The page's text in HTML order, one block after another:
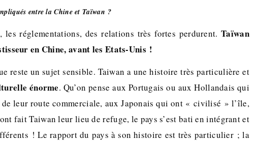
entre la Chine et Taïwan ?
les réglementations, des relations très fortes perdurent.Taïwan
en Chine, avant les Etats-Unis !
reste un sujet sensible. Taiwan a une histoire très particulière et
énorme. Qu’on pense aux Portugais ou aux Hollandais qui
leur route commerciale, aux Japonais qui ont « civilisé » l’île,
fait Taiwan leur lieu de refuge, le pays s’est bati en intégrant et
! Le rapport du pays à son histoire est très particulier ; la